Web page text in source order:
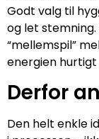
Godt valg til
og let
“mellemspil”
energien
Derfor
Den helt enkle